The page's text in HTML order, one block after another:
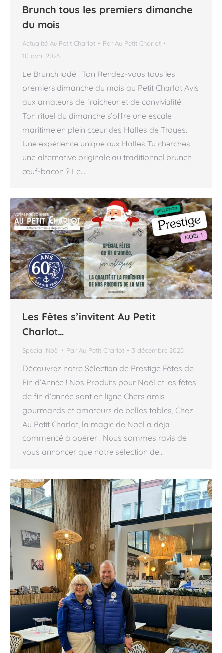
Brunch tous les premiers dimanche
du mois
Actualité Au Petit Charlot Par Au Petit Charlot
10 avril 2026
Le Brunch iodé : Ton Rendez-vous tous les
premiers dimanche du mois au Petit Charlot Avis
aux amateurs de fraîcheur et de convivialité !
Ton rituel du dimanche s’offre une escale
maritime en plein cœur des Halles de Troyes.
Une expérience unique aux Halles Tu cherches
une alternative originale au traditionnel brunch
œuf-bacon ? Le…
Les Fêtes s’invitent Au Petit
Charlot…
Spécial Noël Par Au Petit Charlot 3 décembre 2025
Découvrez notre Sélection de Prestige Fêtes de
Fin d’Année ! Nos Produits pour Noël et les fêtes
de fin d’année sont en ligne Chers amis
gourmands et amateurs de belles tables, Chez
Au Petit Charlot, la magie de Noël a déjà
commencé à opérer ! Nous sommes ravis de
vous annoncer que notre sélection de…